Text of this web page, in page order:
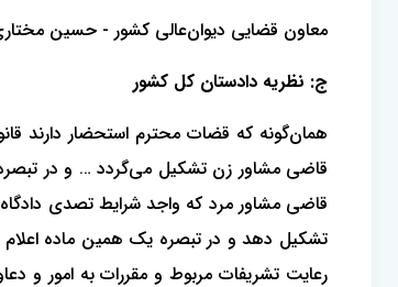
معاون قضایی دیوان‌عالی کشور - حسین
ج: نظریه دادستان کل کشور
قاضی مشاور زن تشکیل می‌گردد … و در
قاضی مشاور مرد که واجد شرایط تصدی
تشکیل دهد و در تبصره یک همین ماده اعلام
رعایت تشریفات مربوط و مقررات به امور و